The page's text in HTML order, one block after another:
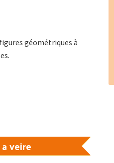
géométriques à
veire